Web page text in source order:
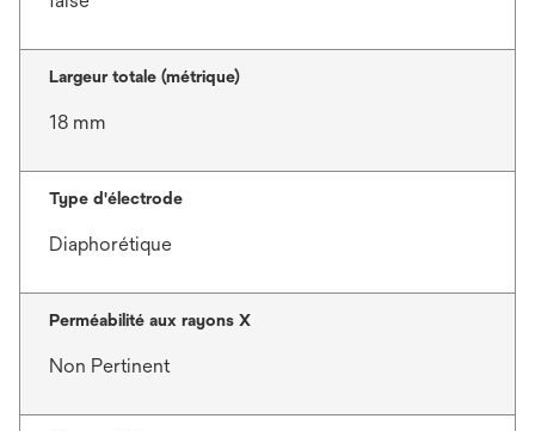
Largeur totale (métrique)
18 mm
Type d'électrode
Diaphorétique
Perméabilité aux rayons X
Non Pertinent